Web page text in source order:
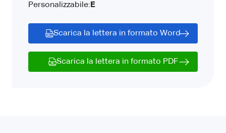
Personalizzabile: E
Scarica la lettera in formato Word
Scarica la lettera in formato PDF